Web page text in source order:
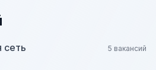
сеть 5 вакансий